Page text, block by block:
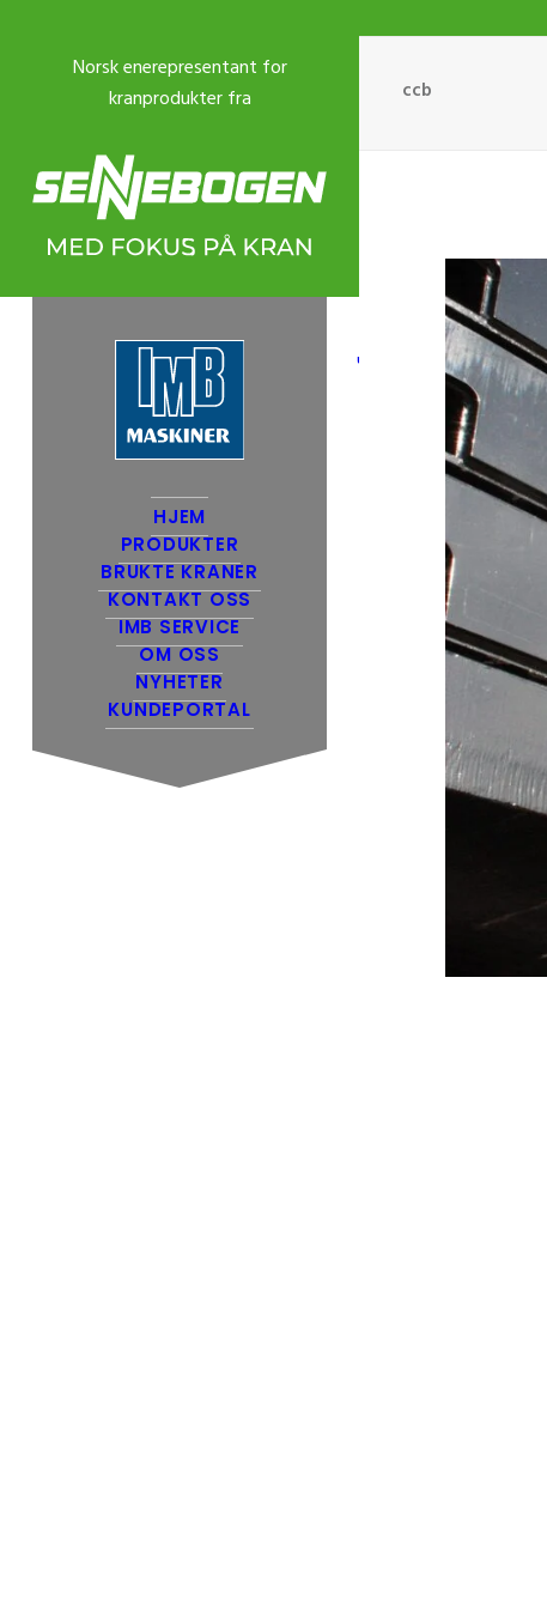
HJEM
PRODUKTER
BRUKTE KRANER
USED CRANES
KONTAKT OSS
IMB SERVICE
OM OSS
NYHETER
KUNDEPORTAL
ccb